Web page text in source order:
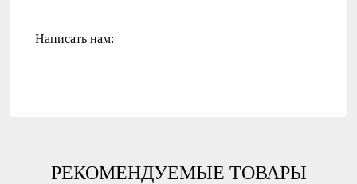
Написать нам:
РЕКОМЕНДУЕМЫЕ ТОВАРЫ